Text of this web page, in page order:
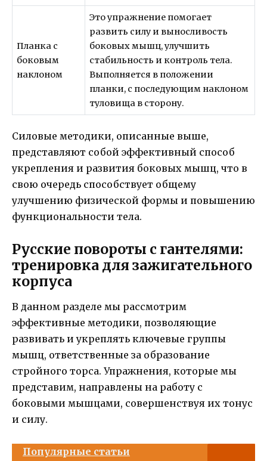
Планка с
боковым
наклоном
Это упражнение помогает
развить силу и выносливость
боковых мышц, улучшить
стабильность и контроль тела.
Выполняется в положении
планки, с последующим наклоном
туловища в сторону.
Силовые методики, описанные выше,
представляют собой эффективный способ
укрепления и развития боковых мышц, что в
свою очередь способствует общему
улучшению физической формы и повышению
функциональности тела.
Русские повороты с гантелями:
тренировка для зажигательного
корпуса
В данном разделе мы рассмотрим
эффективные методики, позволяющие
развивать и укреплять ключевые группы
мышц, ответственные за образование
стройного торса. Упражнения, которые мы
представим, направлены на работу с
боковыми мышцами, совершенствуя их тонус
и силу.
Популярные статьи